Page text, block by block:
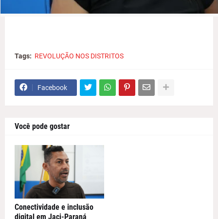
Tags: REVOLUÇÃO NOS DISTRITOS
Facebook
Você pode gostar
Conectividade e inclusão
digital em Jaci-Paraná